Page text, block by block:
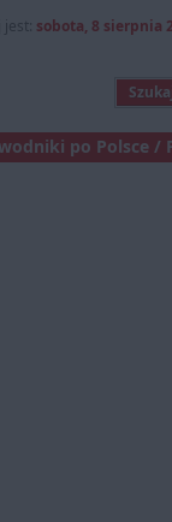
jest: sobota, 8 sierpnia
po Polsce /